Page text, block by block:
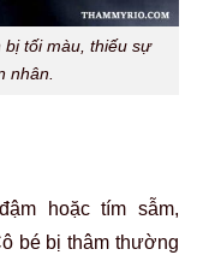
tối màu, thiếu sự
nhân.
hoặc tím sẫm,
bé bị thâm thường